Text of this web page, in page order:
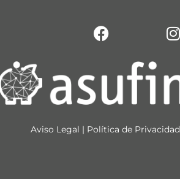
Aviso Legal | Política de Privacidad